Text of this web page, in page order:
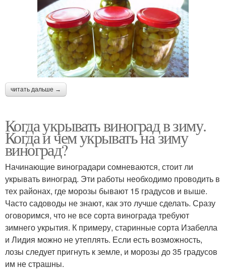
читать дальше →
Когда укрывать виноград в зиму.
Когда и чем укрывать на зиму
виноград?
Начинающие виноградари сомневаются, стоит ли
укрывать виноград. Эти работы необходимо проводить в
тех районах, где морозы бывают 15 градусов и выше.
Часто садоводы не знают, как это лучше сделать. Сразу
оговоримся, что не все сорта винограда требуют
зимнего укрытия. К примеру, старинные сорта Изабелла
и Лидия можно не утеплять. Если есть возможность,
лозы следует пригнуть к земле, и морозы до 35 градусов
им не страшны.